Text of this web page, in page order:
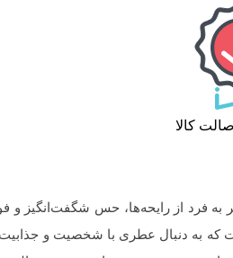
کالا
به فرد از رایحه‌ها، حس شگفت‌انگیز و
است که به دنبال عطری با شخصیت و